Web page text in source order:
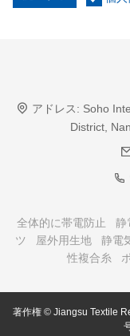
アドレス: Soho
District,
全体的に帯電防止 静
ツ
屋外用生地 静電
性複合糸
著作権 © Jiangsu Textile